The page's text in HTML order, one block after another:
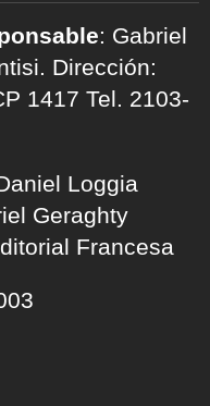
: Gabriel
Dirección:
1417 Tel. 2103-
Loggia
Geraghty
Francesa